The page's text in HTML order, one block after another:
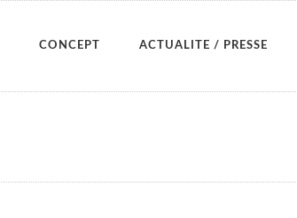
CONCEPT ACTUALITE / PRESSE